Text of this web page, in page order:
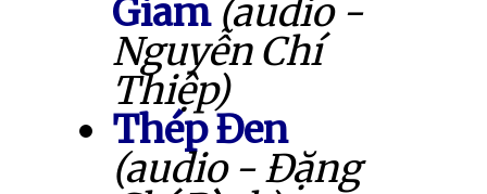
Giam (audio -
Nguyễn Chí
Thiệp)
Thép Đen
(audio - Đặng